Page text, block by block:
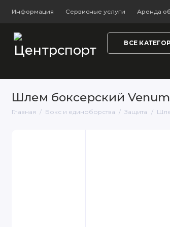
Информация Сервисные услуги Аренда
ВСЕ
Шлем боксерский
Главная Бокс и единоборства Защита